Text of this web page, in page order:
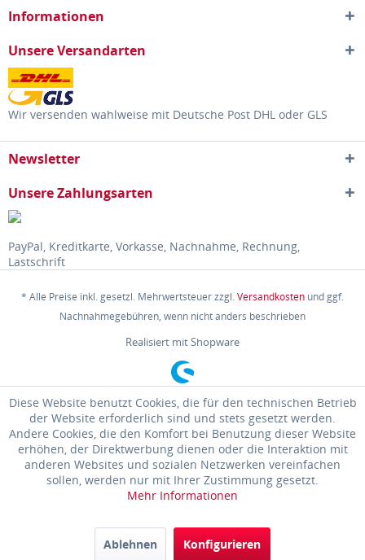
Informationen
Unsere Versandarten
Wir versenden wahlweise mit Deutsche Post DHL oder GLS
Newsletter
Unsere Zahlungsarten
PayPal, Kreditkarte, Vorkasse, Nachnahme, Rechnung,
Lastschrift
* Alle Preise inkl. gesetzl. Mehrwertsteuer zzgl.Versandkosten und ggf.
Nachnahmegebühren, wenn nicht anders beschrieben
Realisiert mit Shopware
Diese Website benutzt Cookies, die für den technischen Betrieb
der Website erforderlich sind und stets gesetzt werden.
Andere Cookies, die den Komfort bei Benutzung dieser Website
erhöhen, der Direktwerbung dienen oder die Interaktion mit
anderen Websites und sozialen Netzwerken vereinfachen
sollen, werden nur mit Ihrer Zustimmung gesetzt.
Mehr Informationen
Ablehnen Konfigurieren